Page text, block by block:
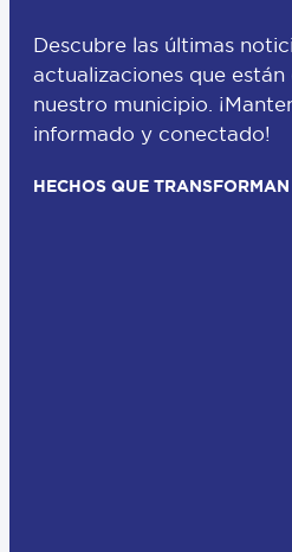
Descubre las últimas
actualizaciones que
nuestro municipio.
informado y conectado!
HECHOS QUE TRANSFORMAN